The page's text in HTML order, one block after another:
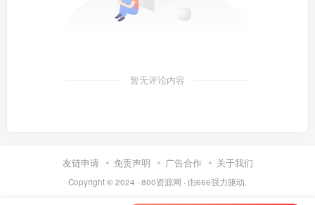
暂无评论内容
友链申请 免责声明 广告合作 关于我们
Copyright © 2024 · 800资源网 · 由666强力驱动.